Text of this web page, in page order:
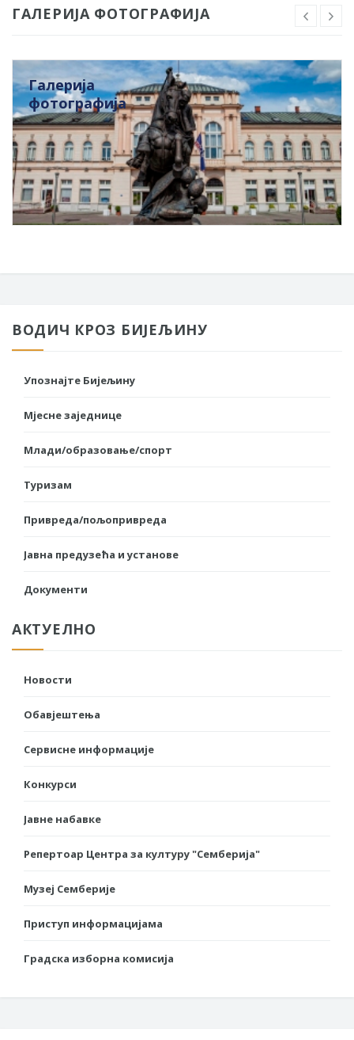
ГАЛЕРИЈА ФОТОГРАФИЈА
Галерија
фотографија
ВОДИЧ КРОЗ БИЈЕЉИНУ
Упознајте Бијељину
Мјесне заједнице
Млади/образовање/спорт
Туризам
Привреда/пољопривреда
Јавна предузећа и установе
Документи
АКТУЕЛНО
Новости
Обавјештења
Сервисне информације
Конкурси
Јавне набавке
Репертоар Центра за културу "Семберија"
Музеј Семберије
Приступ информацијама
Градска изборна комисија